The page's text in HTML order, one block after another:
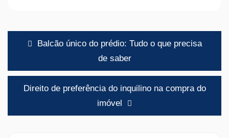
Navegação
artigos
Balcão único do prédio: Tudo o que precisa
de saber
Direito de preferência do inquilino na compra do
imóvel